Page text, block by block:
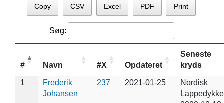
Copy CSV Excel PDF Print
Søg:
# Navn #X Opdateret
Seneste
kryds
1
Frederik
Johansen
237 2021-01-25
Nordisk